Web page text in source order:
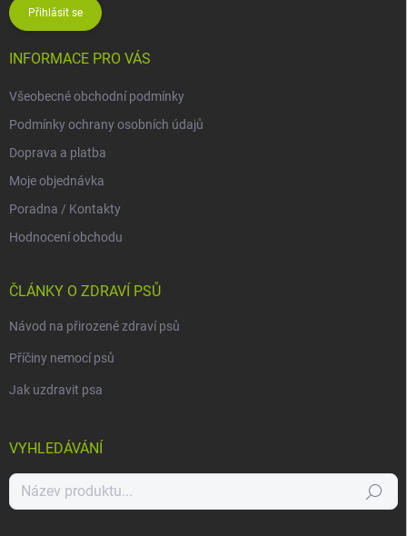
Přihlásit se
INFORMACE PRO VÁS
Všeobecné obchodní podmínky
Podmínky ochrany osobních údajů
Doprava a platba
Moje objednávka
Poradna / Kontakty
Hodnocení obchodu
ČLÁNKY O ZDRAVÍ PSŮ
Návod na přirozené zdraví psů
Příčiny nemocí psů
Jak uzdravit psa
VYHLEDÁVÁNÍ
Hledat